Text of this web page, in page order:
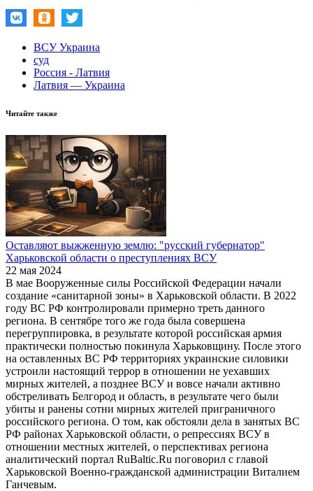
ВСУ Украина
суд
Россия - Латвия
Латвия — Украина
Читайте также
Оставляют выжженную землю: "русский губернатор"
Харьковской области о преступлениях ВСУ
22 мая 2024
В мае Вооруженные силы Российской Федерации начали
создание «санитарной зоны» в Харьковской области. В 2022
году ВС РФ контролировали примерно треть данного
региона. В сентябре того же года была совершена
перегруппировка, в результате которой российская армия
практически полностью покинула Харьковщину. После этого
на оставленных ВС РФ территориях украинские силовики
устроили настоящий террор в отношении не уехавших
мирных жителей, а позднее ВСУ и вовсе начали активно
обстреливать Белгород и область, в результате чего были
убиты и ранены сотни мирных жителей приграничного
российского региона. О том, как обстояли дела в занятых ВС
РФ районах Харьковской области, о репрессиях ВСУ в
отношении местных жителей, о перспективах региона
аналитический портал RuBaltic.Ru поговорил с главой
Харьковской Военно-гражданской администрации Виталием
Ганчевым.